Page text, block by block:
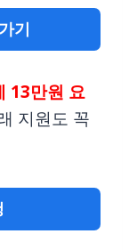
기
13만원 요
지원도 꼭